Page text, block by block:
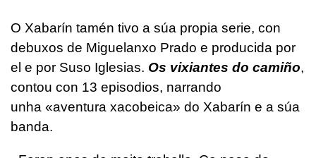
O Xabarín tamén tivo a súa propia serie, con
debuxos de Miguelanxo Prado e producida por
el e por Suso Iglesias. Os vixiantes do camiño,
contou con 13 episodios, narrando
unha «aventura xacobeica» do Xabarín e a súa
banda.